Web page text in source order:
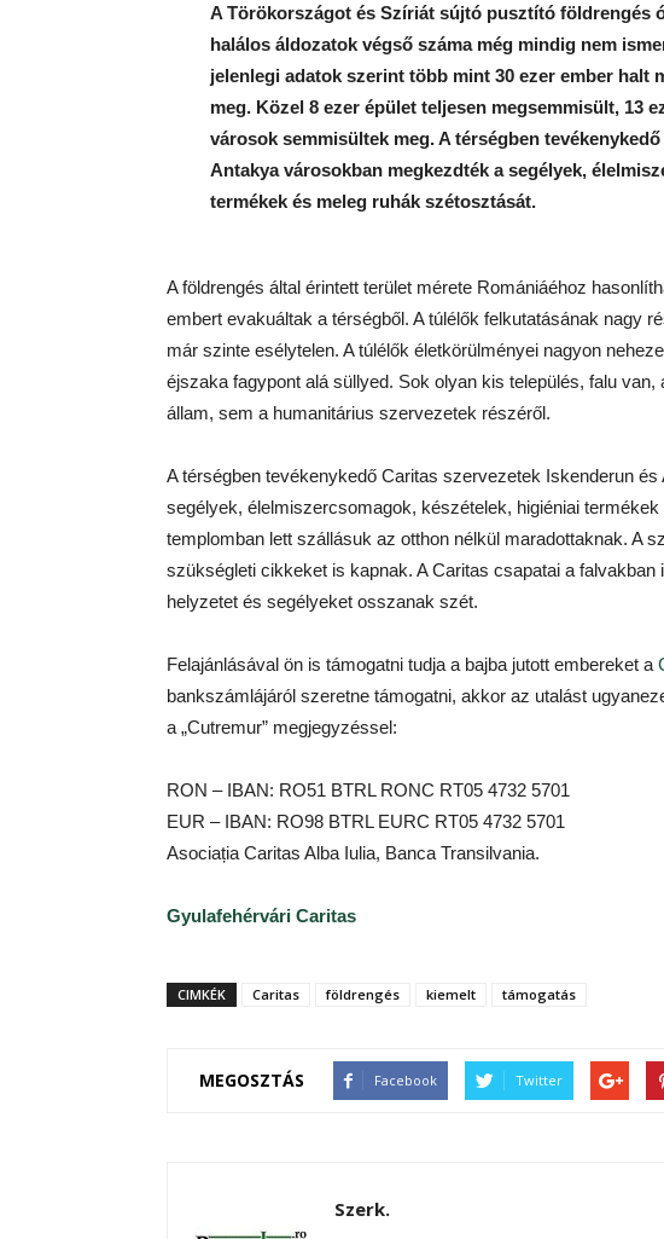
A Törökországot és Szíriát sújtó pusztító földrengés
halálos áldozatok végső száma még mindig nem
jelenlegi adatok szerint több mint 30 ezer ember halt
meg. Közel 8 ezer épület teljesen megsemmisült, 13
városok semmisültek meg. A térségben
Antakya városokban megkezdték a segélyek,
termékek és meleg ruhák szétosztását.
A földrengés által érintett terület mérete Romániáéhoz
embert evakuáltak a térségből. A túlélők felkutatásának nagy
már szinte esélytelen. A túlélők életkörülményei nagyon
éjszaka fagypont alá süllyed. Sok olyan kis település, falu
állam, sem a humanitárius szervezetek részéről.
A térségben tevékenykedő Caritas szervezetek Iskenderun
segélyek, élelmiszercsomagok, készételek, higiéniai
templomban lett szállásuk az otthon nélkül maradottaknak. A
szükségleti cikkeket is kapnak. A Caritas csapatai a
helyzetet és segélyeket osszanak szét.
Felajánlásával ön is támogatni tudja a bajba jutott embereket a
bankszámlájáról szeretne támogatni, akkor az utalást
a „Cutremur” megjegyzéssel:
RON – IBAN: RO51 BTRL RONC RT05 4732 5701
EUR – IBAN: RO98 BTRL EURC RT05 4732 5701
Asociația Caritas Alba Iulia, Banca Transilvania.
Gyulafehérvári Caritas
CIMKÉK Caritas földrengés kiemelt támogatás
MEGOSZTÁS Facebook Twitter
Szerk.